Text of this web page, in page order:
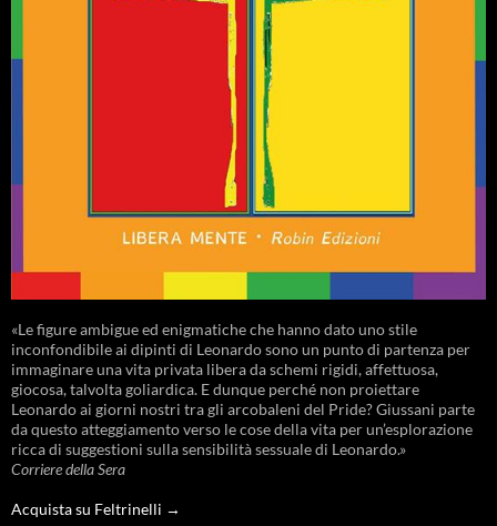
«Le figure ambigue ed enigmatiche che hanno dato uno stile
inconfondibile ai dipinti di Leonardo sono un punto di partenza per
immaginare una vita privata libera da schemi rigidi, affettuosa,
giocosa, talvolta goliardica. E dunque perché non proiettare
Leonardo ai giorni nostri tra gli arcobaleni del Pride? Giussani parte
da questo atteggiamento verso le cose della vita per un’esplorazione
ricca di suggestioni sulla sensibilità sessuale di Leonardo.»
Corriere della Sera
Acquista su Feltrinelli →